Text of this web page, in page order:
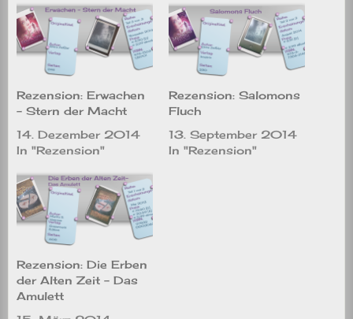
Rezension: Erwachen
– Stern der Macht
14. Dezember 2014
In "Rezension"
Rezension: Salomons
Fluch
13. September 2014
In "Rezension"
Rezension: Die Erben
der Alten Zeit – Das
Amulett